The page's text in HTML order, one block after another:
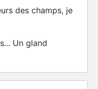
des champs, je
Un gland